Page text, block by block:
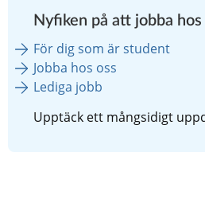
Nyfiken på att jobba hos
För dig som är student
Jobba hos oss
Lediga jobb
Upptäck ett mångsidigt